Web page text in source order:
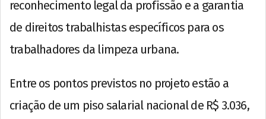
reconhecimento legal da profissão e a garantia
de direitos trabalhistas específicos para os
trabalhadores da limpeza urbana.
Entre os pontos previstos no projeto estão a
criação de um piso salarial nacional de R$ 3.036,